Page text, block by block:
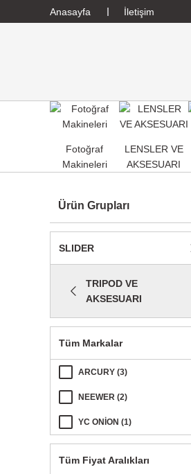
Anasayfa İletişim
Fotoğraf
Makineleri
LENSLER VE
AKSESUARI
Ürün Grupları
SLIDER
TRIPOD VE
AKSESUARI
Tüm Markalar
ARCURY (3)
NEEWER (2)
YC ONİON (1)
Tüm Fiyat Aralıkları